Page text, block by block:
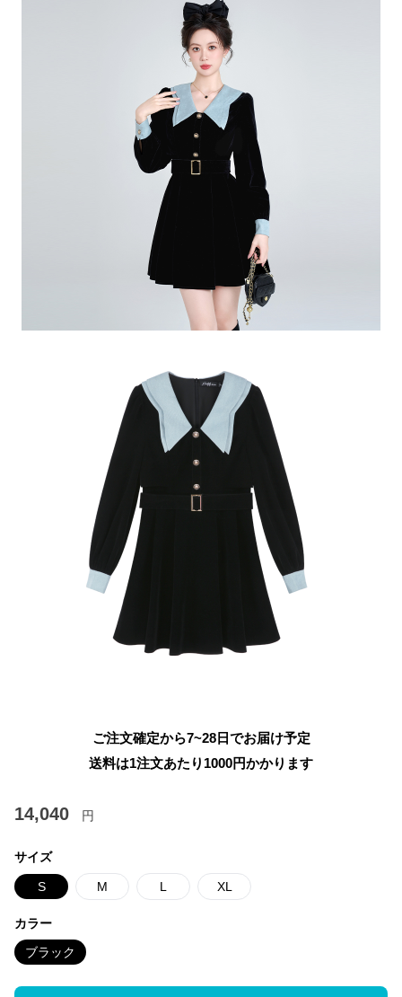
ご注文確定から7~28日でお届け予定
送料は1注文あたり 1000円かかります
14,040 円
サイズ
S M L XL
カラー
ブラック